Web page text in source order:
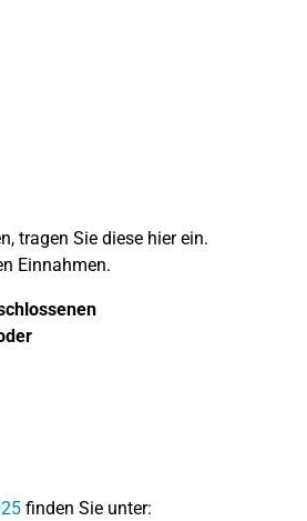
tragen Sie diese hier ein.
Einnahmen.
finden Sie unter: